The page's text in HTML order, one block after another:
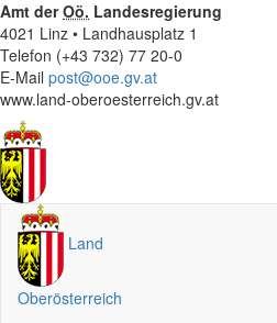
Amt derOö. Landesregierung
4021 Linz • Landhausplatz 1
Telefon (+43 732) 77 20-0
E-Mail post@ooe.gv.at
www.land-oberoesterreich.gv.at
Land
Oberösterreich